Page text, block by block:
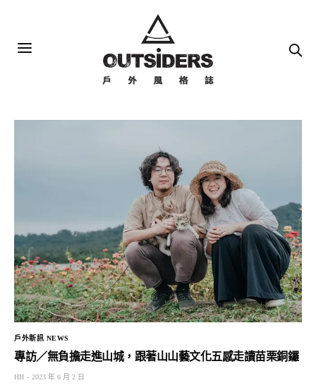
戶外新訊 NEWS
專訪／無負擔走進山城，跟著山山藝文化五感走讀苗栗銅鑼
HH 2023 年 6 月 2 日